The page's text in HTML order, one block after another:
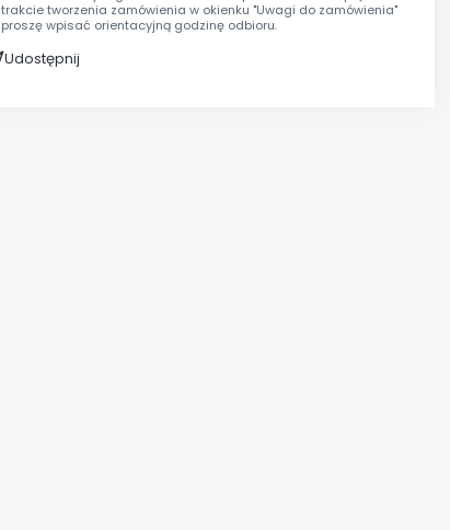
trakcie tworzenia zamówienia w okienku "Uwagi do zamówienia"
proszę wpisać orientacyjną godzinę odbioru.
Udostępnij